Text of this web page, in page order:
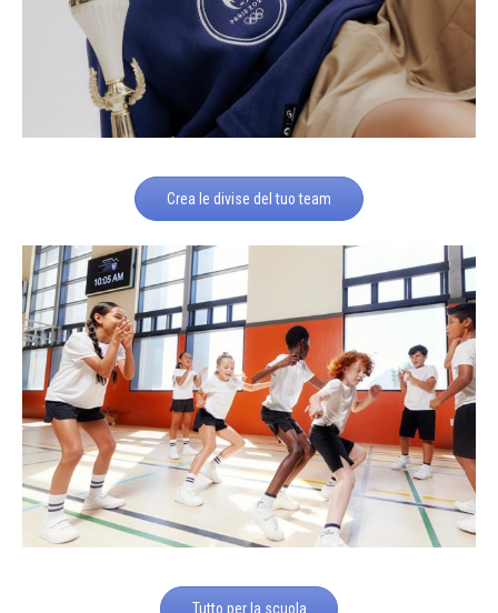
Crea le divise del tuo team
Tutto per la scuola